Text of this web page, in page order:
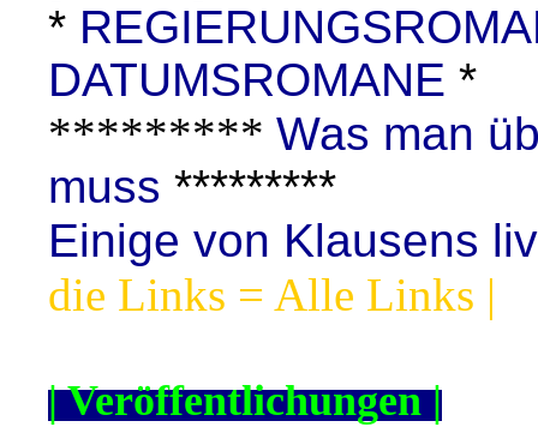
*
DATUMSROMANE *
********* Was man
muss *********
Einige von Klausens
die Links = Alle Links |
| Veröffentlichungen |